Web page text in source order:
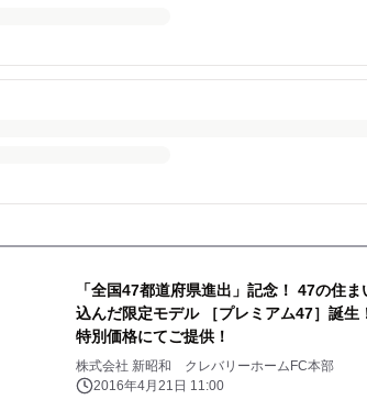
「全国47都道府県進出」記念！ 47の住
込んだ限定モデル ［プレミアム47］誕
特別価格にてご提供！
株式会社 新昭和 クレバリーホームFC本部
2016年4月21日 11:00